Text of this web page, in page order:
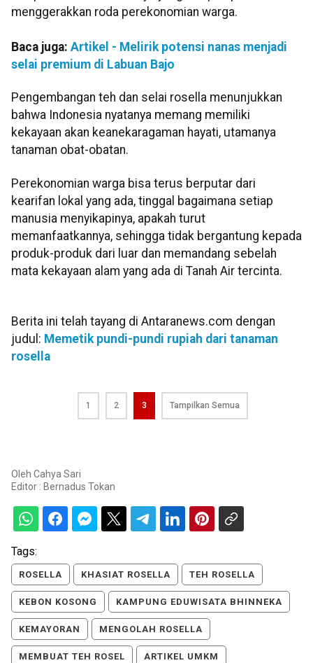
menggerakkan roda perekonomian warga.
Baca juga: Artikel - Melirik potensi nanas menjadi
selai premium di Labuan Bajo
Pengembangan teh dan selai rosella menunjukkan
bahwa Indonesia nyatanya memang memiliki
kekayaan akan keanekaragaman hayati, utamanya
tanaman obat-obatan.
Perekonomian warga bisa terus berputar dari
kearifan lokal yang ada, tinggal bagaimana setiap
manusia menyikapinya, apakah turut
memanfaatkannya, sehingga tidak bergantung kepada
produk-produk dari luar dan memandang sebelah
mata kekayaan alam yang ada di Tanah Air tercinta.
Berita ini telah tayang di Antaranews.com dengan
judul: Memetik pundi-pundi rupiah dari tanaman
rosella
1 2 3 Tampilkan Semua
Oleh Cahya Sari
Editor : Bernadus Tokan
Tags:
ROSELLA KHASIAT ROSELLA TEH ROSELLA
KEBON KOSONG KAMPUNG EDUWISATA BHINNEKA
KEMAYORAN MENGOLAH ROSELLA
MEMBUAT TEH ROSEL ARTIKEL UMKM